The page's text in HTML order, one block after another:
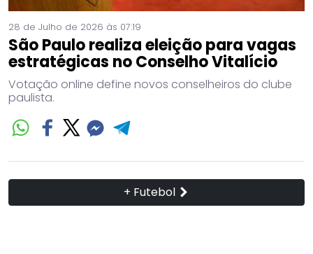
28 de Julho de 2026 às 07:19
São Paulo realiza eleição para vagas
estratégicas no Conselho Vitalício
Votação online define novos conselheiros do clube
paulista.
+ Futebol